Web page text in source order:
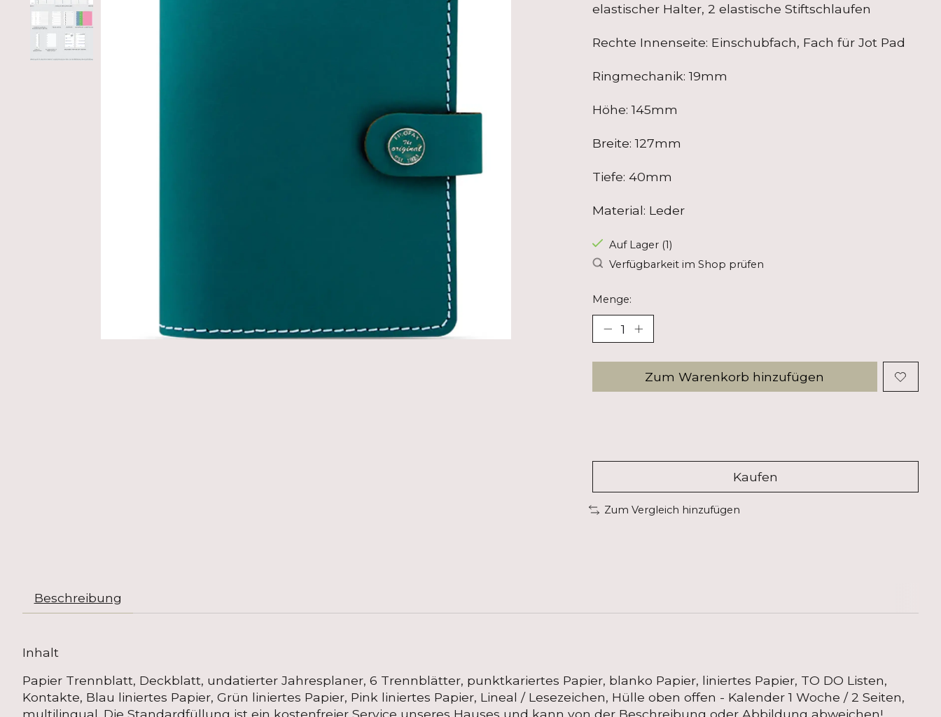
elastischer Halter, 2 elastische Stiftschlaufen
Rechte Innenseite: Einschubfach, Fach für Jot Pad
Ringmechanik: 19mm
Höhe: 145mm
Breite: 127mm
Tiefe: 40mm
Material: Leder
Auf Lager (1)
Verfügbarkeit im Shop prüfen
Menge:
Zum Warenkorb hinzufügen
Kaufen
Zum Vergleich hinzufügen
Beschreibung
Inhalt
Papier Trennblatt, Deckblatt, undatierter Jahresplaner, 6 Trennblätter, punktkariertes Papier, blanko Papier, liniertes Papier, TO DO Listen,
Kontakte, Blau liniertes Papier, Grün liniertes Papier, Pink liniertes Papier, Lineal / Lesezeichen, Hülle oben offen - Kalender 1 Woche / 2 Seiten,
multilingual. Die Standardfüllung ist ein kostenfreier Service unseres Hauses und kann von der Beschreibung oder Abbildung abweichen!